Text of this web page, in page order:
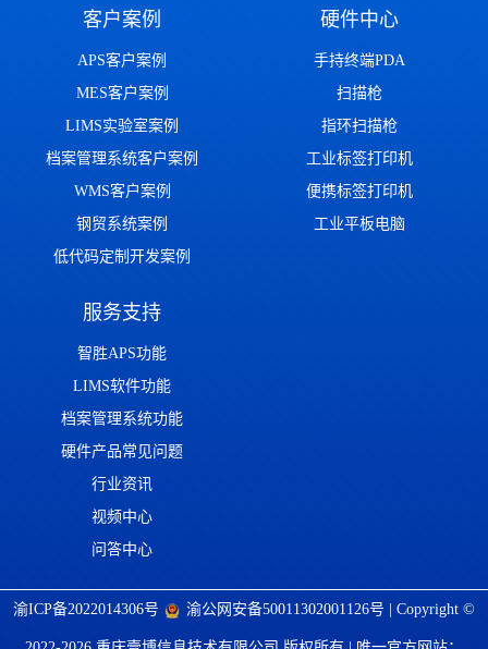
客户案例
APS客户案例
MES客户案例
LIMS实验室案例
档案管理系统客户案例
WMS客户案例
钢贸系统案例
低代码定制开发案例
硬件中心
手持终端PDA
扫描枪
指环扫描枪
工业标签打印机
便携标签打印机
工业平板电脑
服务支持
智胜APS功能
LIMS软件功能
档案管理系统功能
硬件产品常见问题
行业资讯
视频中心
问答中心
渝ICP备2022014306号 渝公网安备50011302001126号 | Copyright ©